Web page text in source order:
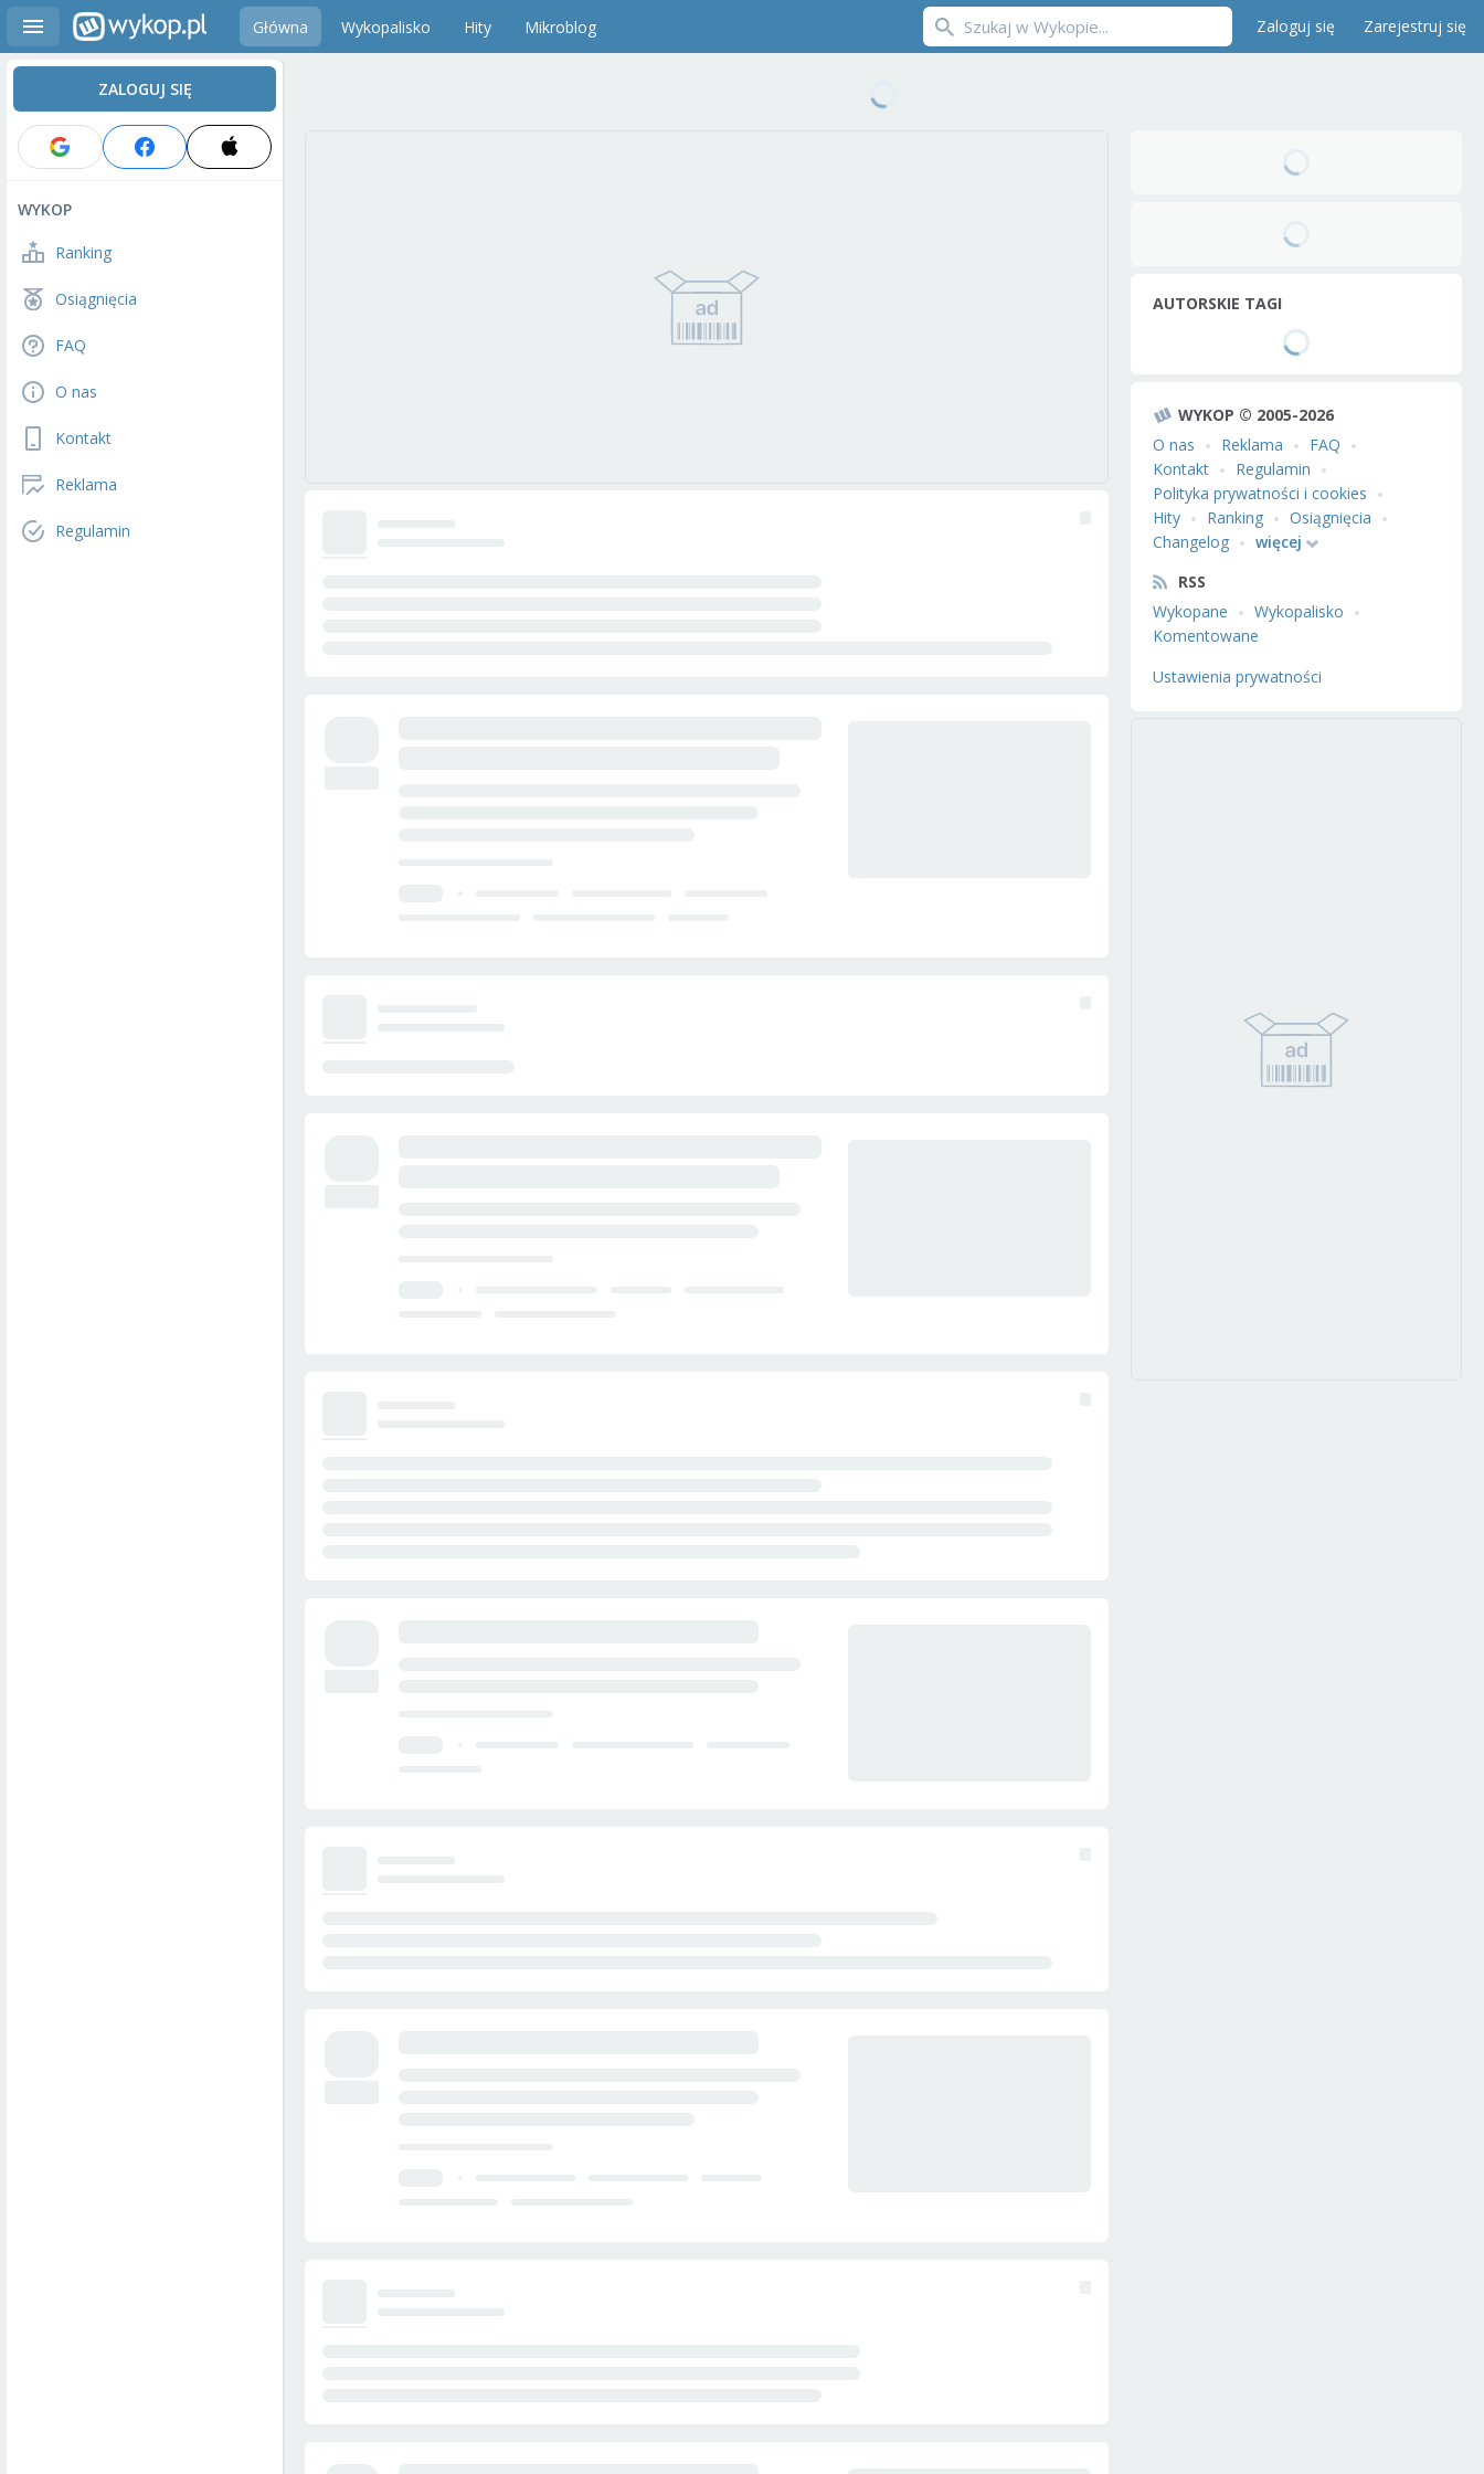
Główna Wykopalisko Hity Mikroblog Zaloguj się Zarejestruj się
ZALOGUJ SIĘ
WYKOP
Ranking
Osiągnięcia
FAQ
O nas
Kontakt
Reklama
Regulamin
AUTORSKIE TAGI
WYKOP © 2005-2026
O nas
Reklama
FAQ
Kontakt
Regulamin
Polityka prywatności i cookies
Hity
Ranking
Osiągnięcia
Changelog
więcej
RSS
Wykopane
Wykopalisko
Komentowane
Ustawienia prywatności